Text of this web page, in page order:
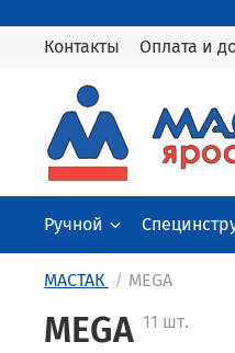
Контакты
Оплата и
Ручной
МАСТАК MEGA
MEGA 11 шт.